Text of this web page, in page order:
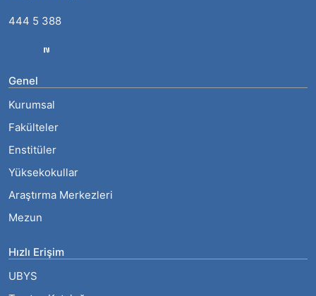
444 5 388
Genel
Kurumsal
Fakülteler
Enstitüler
Yüksekokullar
Araştırma Merkezleri
Mezun
Hızlı Erişim
UBYS